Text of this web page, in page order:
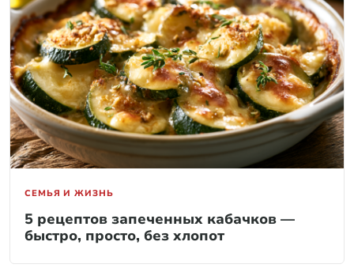
СЕМЬЯ И ЖИЗНЬ
5 рецептов запеченных кабачков —
быстро, просто, без хлопот